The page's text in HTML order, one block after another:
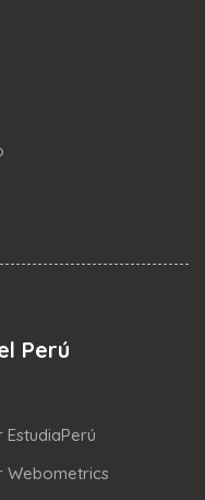
Perú
Webometrics